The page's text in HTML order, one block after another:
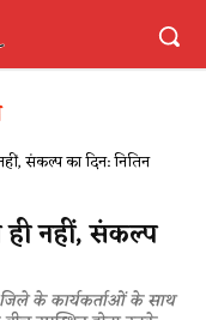
संकल्प का दिन: नितिन
ही नहीं, संकल्प
जिले के कार्यकर्ताओं के साथ